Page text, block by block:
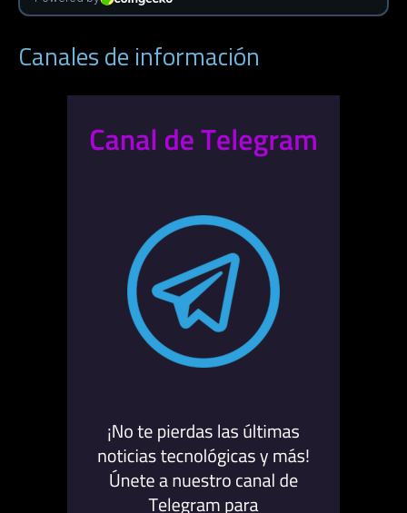
Canales de información